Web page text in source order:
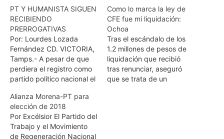
PT Y HUMANISTA SIGUEN
RECIBIENDO
PRERROGATIVAS
Por: Lourdes Lozada
Fernández CD. VICTORIA,
Tamps.- A pesar de que
perdiera el registro como
partido político nacional el
sigue recibiendo
prerrogativas políticas,
financiamiento público
federal señalo Arturo de
Como lo marca la ley de
CFE fue mi liquidación:
Ochoa
Tras el escándalo de los
1.2 millones de pesos de
liquidación que recibió
tras renunciar, aseguró
que se trata de un
Alianza Morena-PT para
elección de 2018
Por Excélsior El Partido del
Trabajo y el Movimiento
de Regeneración Nacional